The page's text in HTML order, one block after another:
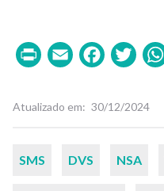
PrintEmail
Atualizado em 30/12/2024
Palavras-
SMS DVS NSA